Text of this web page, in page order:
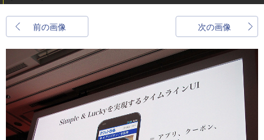
前の画像 次の画像